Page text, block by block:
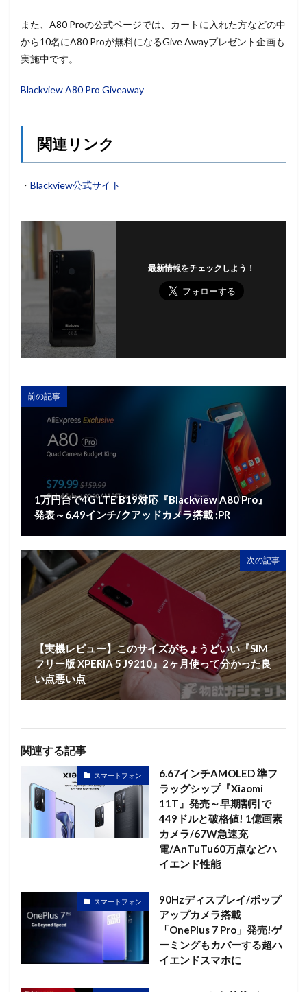
また、A80 Proの公式ページでは、カートに入れた方などの中
から10名にA80 Proが無料になるGive Awayプレゼント企画も
実施中です。
Blackview A80 Pro Giveaway
関連リンク
・ Blackview公式サイト
最新情報をチェックしよう！
前の記事
1万円台で4G LTE B19対応『Blackview A80 Pro』
発表～6.49インチ/クアッドカメラ搭載 :PR
次の記事
【実機レビュー】このサイズがちょうどいい『SIM
フリー版 XPERIA 5 J9210』2ヶ月使って分かった良
い点悪い点
関連する記事
スマートフォン
6.67インチAMOLED 準フ
ラッグシップ『Xiaomi
11T』発売～早期割引で
449ドルと破格値! 1億画素
カメラ/67W急速充
電/AnTuTu60万点などハ
イエンド性能
スマートフォン
90Hzディスプレイ/ポップ
アップカメラ搭載
「OnePlus 7 Pro」発売!ゲ
ーミングもカバーする超ハ
イエンドスマホに